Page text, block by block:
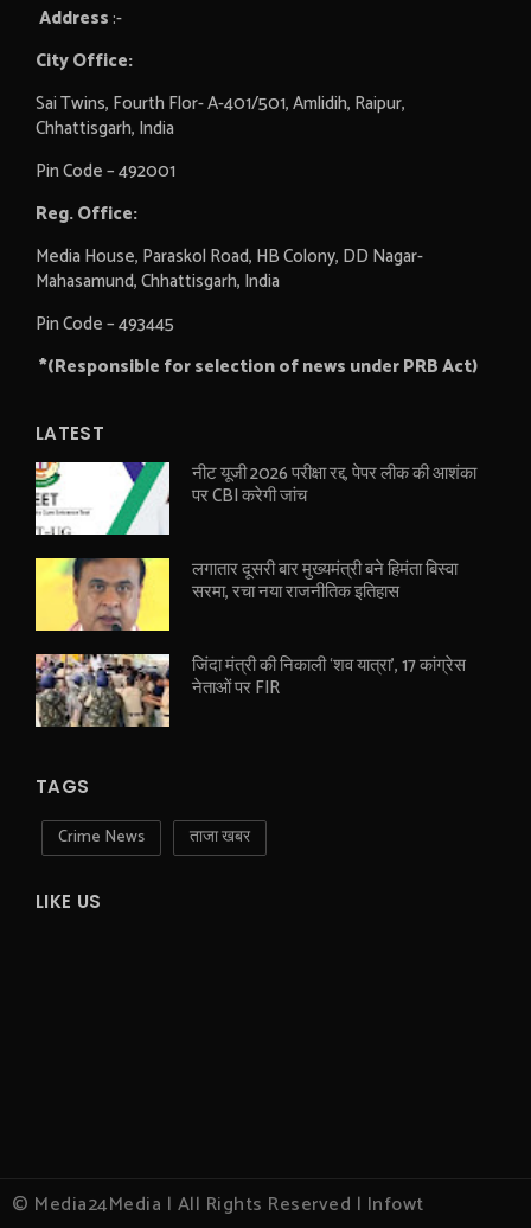
Address:-
City Office:
Sai Twins, Fourth Flor- A-401/501, Amlidih, Raipur,
Chhattisgarh, India
Pin Code – 492001
Reg. Office:
Media House, Paraskol Road, HB Colony, DD Nagar-
Mahasamund, Chhattisgarh, India
Pin Code – 493445
*(Responsible for selection of news under PRB Act)
LATEST
नीट यूजी 2026 परीक्षा रद्द, पेपर लीक की आशंका
पर CBI करेगी जांच
लगातार दूसरी बार मुख्यमंत्री बने हिमंता बिस्वा
सरमा, रचा नया राजनीतिक इतिहास
जिंदा मंत्री की निकाली ‘शव यात्रा’, 17 कांग्रेस
नेताओं पर FIR
TAGS
Crime News ताजा खबर
LIKE US
© Media24Media | All Rights Reserved | Infowt